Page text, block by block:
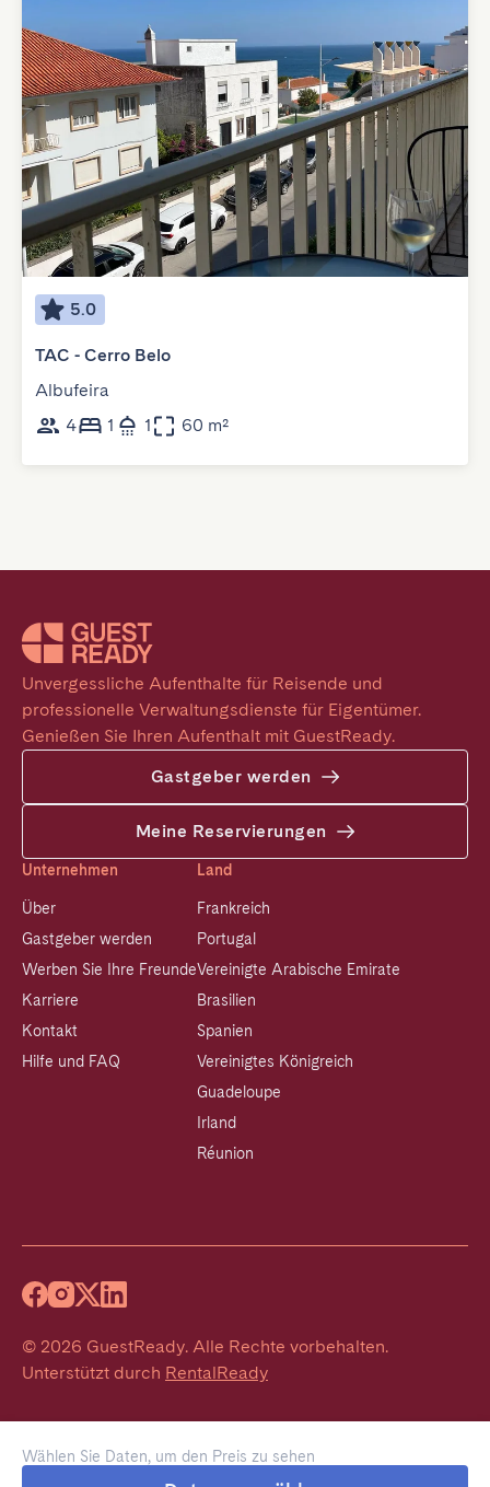
Wählen Sie Daten, um den Preis zu sehen
5.0
TAC - Cerro Belo
Albufeira
4
1 1 60 m²
Unvergessliche Aufenthalte für Reisende und
professionelle Verwaltungsdienste für Eigentümer.
Genießen Sie Ihren Aufenthalt mit GuestReady.
Gastgeber werden
Meine Reservierungen
Unternehmen
Über
Gastgeber werden
Werben Sie Ihre Freunde
Karriere
Kontakt
Hilfe und FAQ
Land
Frankreich
Portugal
Vereinigte Arabische Emirate
Brasilien
Spanien
Vereinigtes Königreich
Guadeloupe
Irland
Réunion
© 2026 GuestReady. Alle Rechte vorbehalten.
Unterstützt durch RentalReady